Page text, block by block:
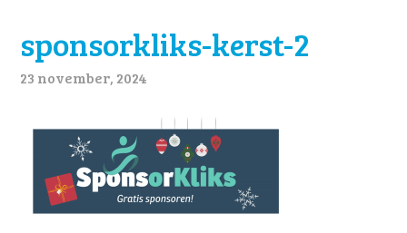
sponsorkliks-kerst-2
23 november, 2024